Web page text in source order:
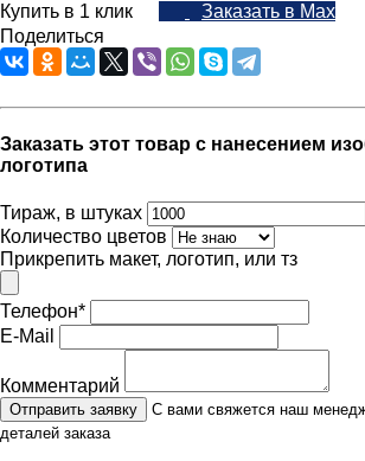
Купить в 1 клик
Заказать в Max
Поделиться
Заказать этот товар с нанесением
логотипа
Тираж, в штуках
Количество цветов
Прикрепить макет, логотип, или тз
Телефон*
E-Mail
Комментарий
Отправить заявку
С вами свяжется наш
деталей заказа